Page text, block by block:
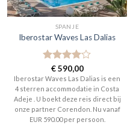
SPANJE
Iberostar Waves Las Dalias
Gewaardeerd
4uit 5
€590,00
Iberostar Waves Las Dalias is een
4 sterren accommodatie in Costa
Adeje . U boekt deze reis direct bij
onze partner Corendon. Nu vanaf
EUR 590.00 per persoon.